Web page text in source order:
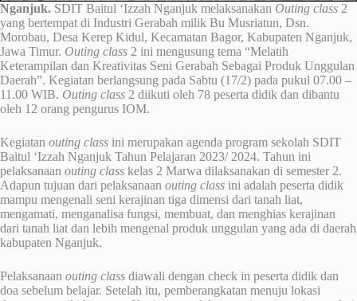
Nganjuk. SDIT Baitul ‘Izzah Nganjuk melaksanakan Outing class 2
yang bertempat di Industri Gerabah milik Bu Musriatun, Dsn.
Morobau, Desa Kerep Kidul, Kecamatan Bagor, Kabupaten Nganjuk,
Jawa Timur. Outing class 2 ini mengusung tema “Melatih
Keterampilan dan Kreativitas Seni Gerabah Sebagai Produk Unggulan
Daerah”. Kegiatan berlangsung pada Sabtu (17/2) pada pukul 07.00 –
11.00 WIB. Outing class 2 diikuti oleh 78 peserta didik dan dibantu
oleh 12 orang pengurus IOM.
Kegiatan outing class ini merupakan agenda program sekolah SDIT
Baitul ‘Izzah Nganjuk Tahun Pelajaran 2023/ 2024. Tahun ini
pelaksanaan outing class kelas 2 Marwa dilaksanakan di semester 2.
Adapun tujuan dari pelaksanaan outing class ini adalah peserta didik
mampu mengenali seni kerajinan tiga dimensi dari tanah liat,
mengamati, menganalisa fungsi, membuat, dan menghias kerajinan
dari tanah liat dan lebih mengenal produk unggulan yang ada di daerah
kabupaten Nganjuk.
Pelaksanaan outing class diawali dengan check in peserta didik dan
doa sebelum belajar. Setelah itu, pemberangkatan menuju lokasi